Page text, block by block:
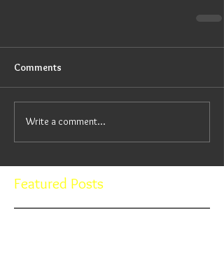
Comments
Write a comment...
Featured Posts